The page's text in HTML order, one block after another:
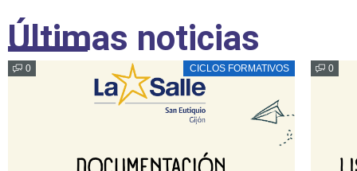
Últimas noticias
0 CICLOS FORMATIVOS 0